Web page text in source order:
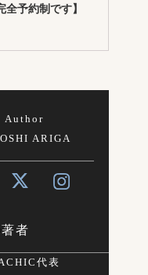
予約制です】
Author
ARIGA
者
代表